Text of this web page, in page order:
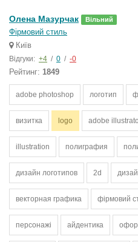
Олена Мазурчак Вільний
Фірмовий стиль
Київ
Відгуки: +4 / 0 / -0
Рейтинг: 1849
adobe photoshop логотип
визитка logo adobe
illustration полиграфия
дизайн логотипов 2d
векторная графика фірмовий
персонажі айдентика